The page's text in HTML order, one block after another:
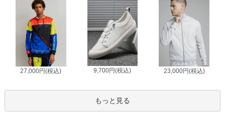
27,000円(税込) 9,700円(税込) 23,000円(税込)
もっと見る